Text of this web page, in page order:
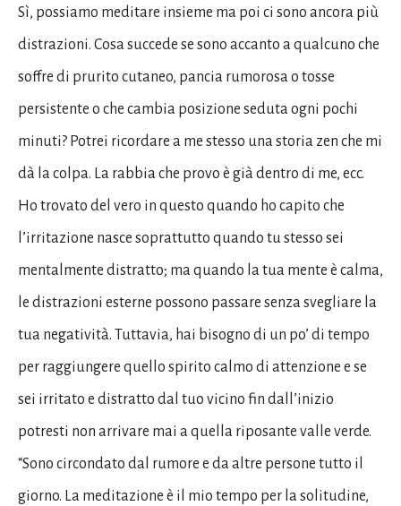
Sì, possiamo meditare insieme ma poi ci sono ancora più
distrazioni. Cosa succede se sono accanto a qualcuno che
soffre di prurito cutaneo, pancia rumorosa o tosse
persistente o che cambia posizione seduta ogni pochi
minuti? Potrei ricordare a me stesso una storia zen che mi
dà la colpa. La rabbia che provo è già dentro di me, ecc.
Ho trovato del vero in questo quando ho capito che
l’irritazione nasce soprattutto quando tu stesso sei
mentalmente distratto; ma quando la tua mente è calma,
le distrazioni esterne possono passare senza svegliare la
tua negatività. Tuttavia, hai bisogno di un po’ di tempo
per raggiungere quello spirito calmo di attenzione e se
sei irritato e distratto dal tuo vicino fin dall’inizio
potresti non arrivare mai a quella riposante valle verde.
“Sono circondato dal rumore e da altre persone tutto il
giorno. La meditazione è il mio tempo per la solitudine,